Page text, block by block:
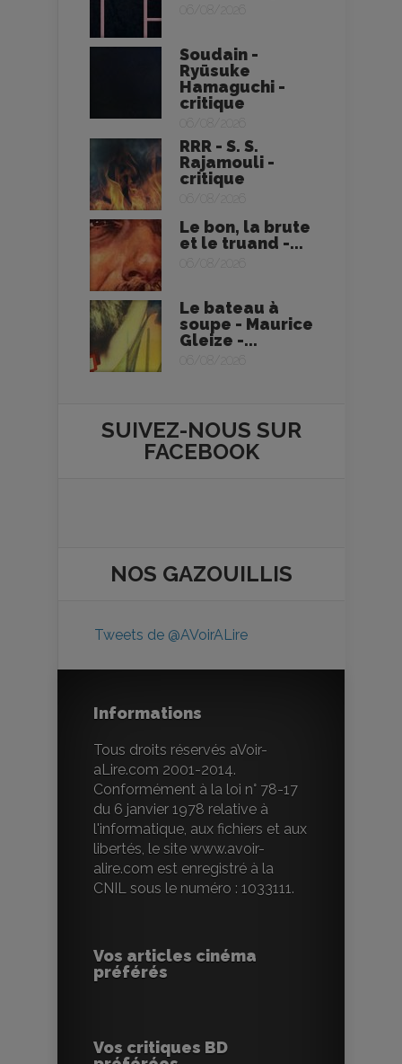
06/08/2026
Soudain -
Ryūsuke
Hamaguchi -
critique
06/08/2026
RRR - S. S.
Rajamouli -
critique
06/08/2026
Le bon, la brute
et le truand -...
06/08/2026
Le bateau à
soupe - Maurice
Gleize -...
06/08/2026
SUIVEZ-NOUS SUR
FACEBOOK
NOS GAZOUILLIS
Tweets de @AVoirALire
Informations
Tous droits réservés aVoir-
aLire.com 2001-2014.
Conformément à la loi n° 78-17
du 6 janvier 1978 relative à
l'informatique, aux fichiers et aux
libertés, le site www.avoir-
alire.com est enregistré à la
CNIL sous le numéro : 1033111.
Vos articles cinéma
préférés
Vos critiques BD